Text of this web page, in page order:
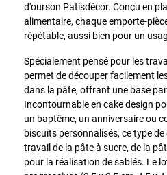
d'ourson Patisdécor. Conçu en
alimentaire, chaque emporte-
répétable, aussi bien pour un
Spécialement pensé pour les
permet de découper facilement
dans la pâte, offrant une base
Incontournable en cake design
un baptême, un anniversaire ou
biscuits personnalisés, ce type
travail de la pâte à sucre, de la
pour la réalisation de sablés. Le